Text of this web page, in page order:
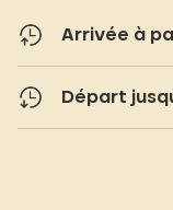
Arrivée à
Départ